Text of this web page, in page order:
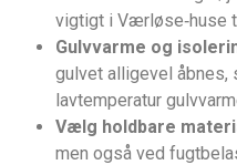
vigtigt i Værløse‑huse
Gulvvarme og
gulvet alligevel åbnes,
lavtemperatur
Vælg holdbare
men også ved